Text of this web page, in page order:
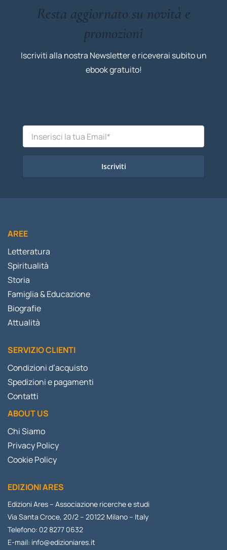
Resta aggiornato su novità e
promozioni
Iscriviti alla nostra Newsletter e riceverai subito un
ebook gratuito!
Iscriviti
AREE
Letteratura
Spiritualità
Storia
Famiglia & Educazione
Biografie
Attualità
SERVIZIO CLIENTI
Condizioni d’acquisto
Spedizioni e pagamenti
Contatti
ABOUT US
Chi Siamo
Privacy Policy
Cookie Policy
EDIZIONI ARES
Edizioni Ares – Associazione ricerche e studi
Via Santa Croce, 20/2 – 20122 Milano – Italy
Telefono: 02 8277 0632
E-mail: info@edizioniares.it